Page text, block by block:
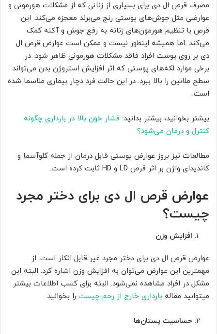
مصرف قرص ال دی برای بسیاری از زنانی که از مشکلات هورمونی و
عوارضی مثل جوش‌های پوستی رنج می‌برند معجزه می‌کند. این
قرص با تنظیم هورمون‌های زنانه به رفع جوش‌ و آکنه کمک
می‌کند. اما همیشه اینطور نیست و ممکن است عوارض قرص ال
دی بر روی پوست افراد فاقد مشکلات هورمونی ظاهر شود. در
برخی موارد لکه‌های پوستی که اثر افزایش استروژن بدن می‌تواند
سطح ملانین را بالا ببرد. در این حالت فرد دچار بیماری ملاسما شده
است.
بیشتر بخوانید، بیشتر بدانید: فشار خون بالا در بارداری چگونه
کنترل و درمان می‌شود؟
مطالعات نیز بروز عوارض پوستی قابل درمان از جمله کلوآسما و
کاندیدای واژن بر اثر قرص LD و HD ثابت کرده است.
عوارض قرص ال دی برای دختر مجرد
چیست؟
افزایش وزن
عوارض قرص ال دی برای دختر مجرد غیر قابل انکار است. از
مهمترین این عوارض می‌توان به افزایش وزن اشاره کرد. البته این
مشکل در افراد مشاهده نمی‌شود. البته برای کسب اطلاعات بیشتر
میتوانید مقاله بارداری خارج از رحم چیست را بخوانید.
حساسیت پستان‌ها